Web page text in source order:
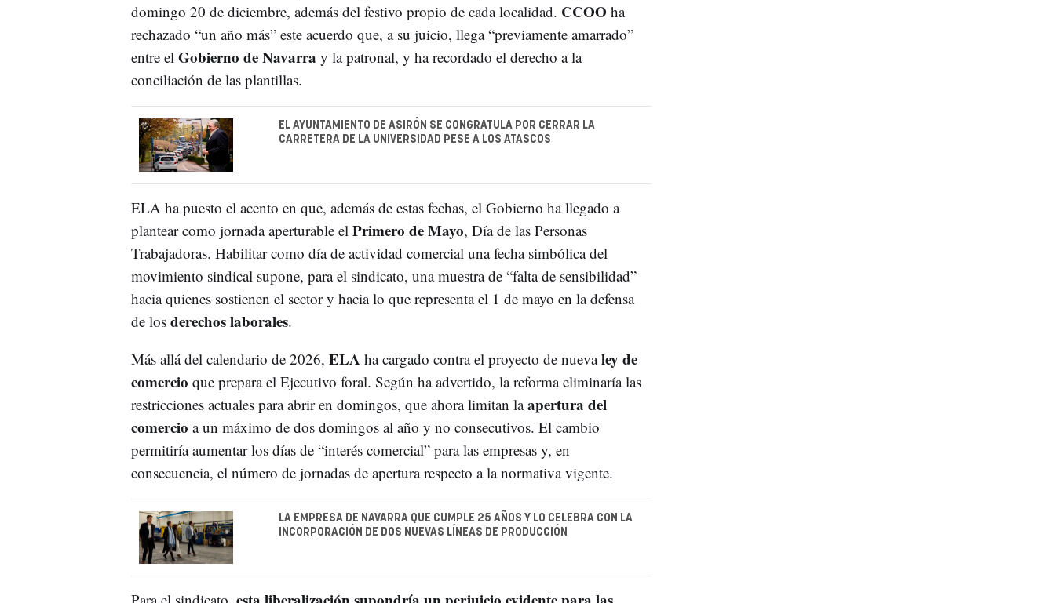
domingo 20 de diciembre, además del festivo propio de cada localidad. CCOO ha
rechazado “un año más” este acuerdo que, a su juicio, llega “previamente amarrado”
entre el Gobierno de Navarra y la patronal, y ha recordado el derecho a la
conciliación de las plantillas.
EL AYUNTAMIENTO DE ASIRÓN SE CONGRATULA POR CERRAR LA
CARRETERA DE LA UNIVERSIDAD PESE A LOS ATASCOS
ELA ha puesto el acento en que, además de estas fechas, el Gobierno ha llegado a
plantear como jornada aperturable el Primero de Mayo, Día de las Personas
Trabajadoras. Habilitar como día de actividad comercial una fecha simbólica del
movimiento sindical supone, para el sindicato, una muestra de “falta de sensibilidad”
hacia quienes sostienen el sector y hacia lo que representa el 1 de mayo en la defensa
de los derechos laborales.
Más allá del calendario de 2026, ELA ha cargado contra el proyecto de nuevaley de
comercio que prepara el Ejecutivo foral. Según ha advertido, la reforma eliminaría las
restricciones actuales para abrir en domingos, que ahora limitan laapertura del
comercio a un máximo de dos domingos al año y no consecutivos. El cambio
permitiría aumentar los días de “interés comercial” para las empresas y, en
consecuencia, el número de jornadas de apertura respecto a la normativa vigente.
LA EMPRESA DE NAVARRA QUE CUMPLE 25 AÑOS Y LO CELEBRA CON LA
INCORPORACIÓN DE DOS NUEVAS LÍNEAS DE PRODUCCIÓN